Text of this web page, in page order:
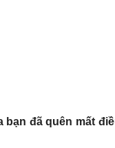
đã quên mất